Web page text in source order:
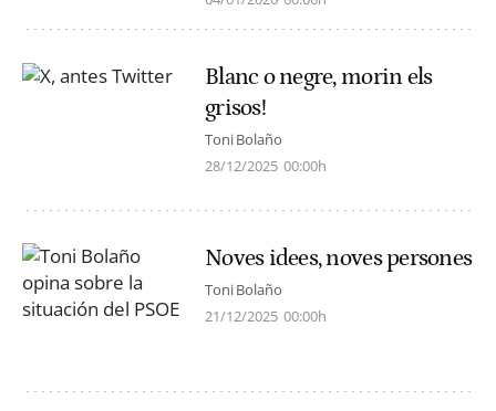
Blanc o negre, morin els
grisos!
Toni Bolaño
28/12/2025 00:00h
Noves idees, noves persones
Toni Bolaño
21/12/2025 00:00h